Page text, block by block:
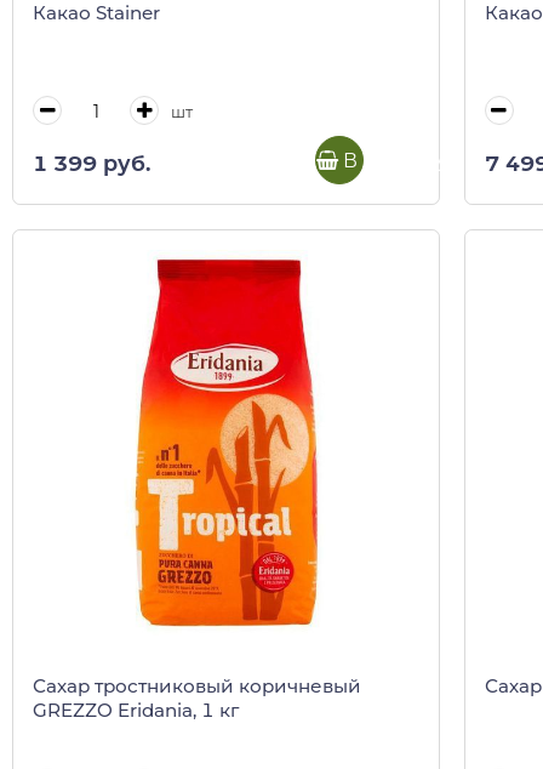
Какао Stainer
шт
1 399 руб. В корзину 7
Сахар тростниковый коричневый
GREZZO Eridania, 1 кг